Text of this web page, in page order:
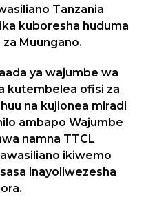
Tanzania
kuboresha huduma
Muungano.
ya wajumbe wa
kutembelea ofisi za
na kujionea miradi
ambapo Wajumbe
namna TTCL
ikiwemo
inayoliwezesha